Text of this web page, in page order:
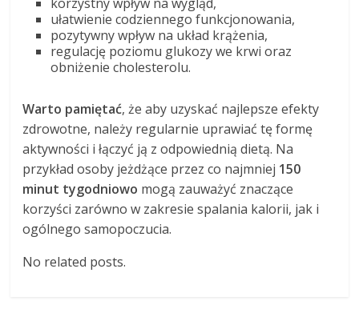
ułatwienie codziennego funkcjonowania,
pozytywny wpływ na układ krążenia,
regulację poziomu glukozy we krwi oraz
obniżenie cholesterolu.
Warto pamiętać, że aby uzyskać najlepsze efekty
zdrowotne, należy regularnie uprawiać tę formę
aktywności i łączyć ją z odpowiednią dietą. Na
przykład osoby jeżdżące przez co najmniej 150
minut tygodniowo mogą zauważyć znaczące
korzyści zarówno w zakresie spalania kalorii, jak i
ogólnego samopoczucia.
No related posts.